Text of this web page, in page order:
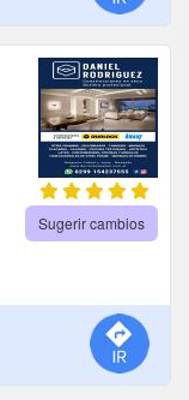
Sugerir cambios